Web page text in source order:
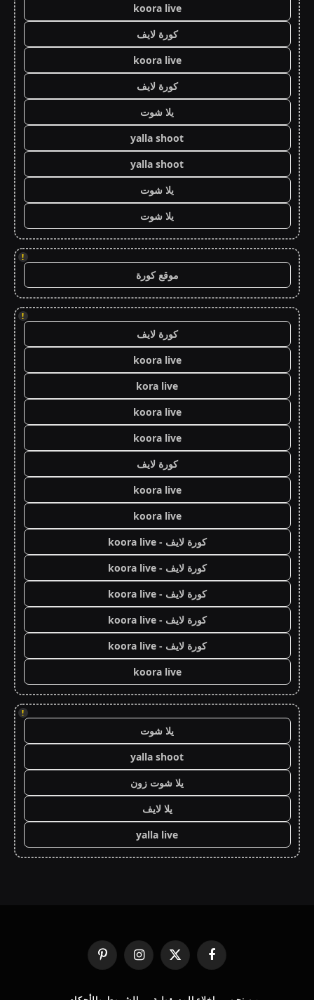
koora live
كورة لايف
koora live
كورة لايف
يلا شوت
yalla shoot
yalla shoot
يلا شوت
يلا شوت
!
موقع كورة
!
كورة لايف
koora live
kora live
koora live
koora live
كورة لايف
koora live
koora live
كورة لايف - koora live
كورة لايف - koora live
كورة لايف - koora live
كورة لايف - koora live
كورة لايف - koora live
koora live
!
يلا شوت
yalla shoot
يلا شوت زون
يلا لايف
yalla live
فيسبوك
X
(Twitter)
الانستغرامبينتيريست